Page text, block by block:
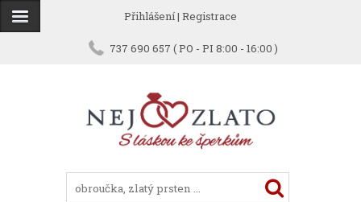
Přihlášení| Registrace
737 690 657 ( PO - PI 8:00 - 16:00 )